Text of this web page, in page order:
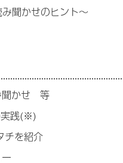
聞かせのヒント～
聞かせ 等
実践(※)
チを紹介